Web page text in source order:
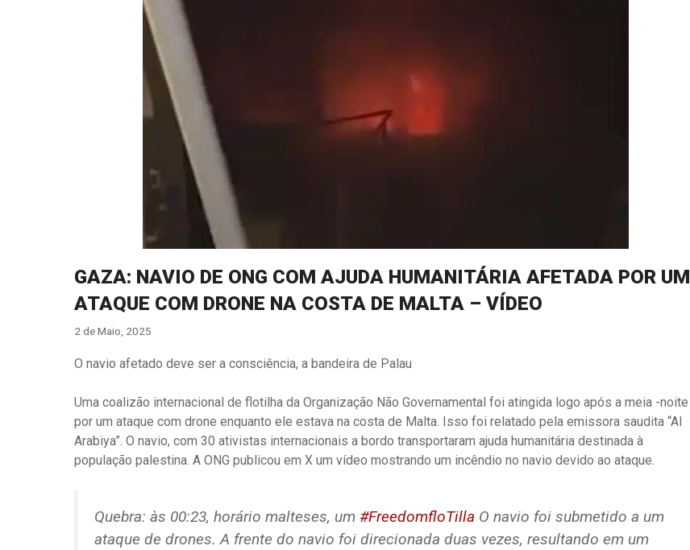
GAZA: NAVIO DE ONG COM AJUDA HUMANITÁRIA AFETADA POR UM
ATAQUE COM DRONE NA COSTA DE MALTA – VÍDEO
2 de Maio, 2025
O navio afetado deve ser a consciência, a bandeira de Palau
Uma coalizão internacional de flotilha da Organização Não Governamental foi atingida logo após a meia -noite
por um ataque com drone enquanto ele estava na costa de Malta. Isso foi relatado pela emissora saudita “Al
Arabiya”. O navio, com 30 ativistas internacionais a bordo transportaram ajuda humanitária destinada à
população palestina. A ONG publicou em X um vídeo mostrando um incêndio no navio devido ao ataque.
Quebra: às 00:23, horário malteses, um #FreedomfloTilla O navio foi submetido a um
ataque de drones. A frente do navio foi direcionada duas vezes, resultando em um